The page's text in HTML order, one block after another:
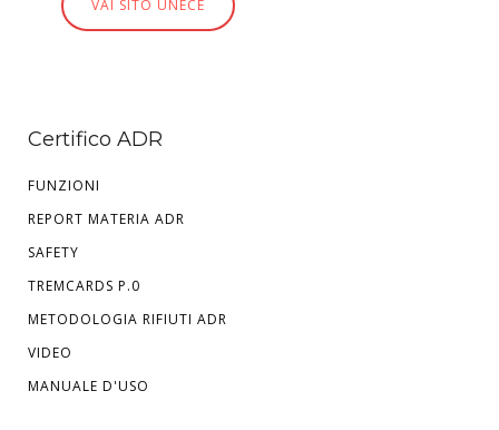
VAI SITO UNECE
Certifico ADR
FUNZIONI
REPORT MATERIA ADR
SAFETY
TREMCARDS P.0
METODOLOGIA RIFIUTI ADR
VIDEO
MANUALE D'USO